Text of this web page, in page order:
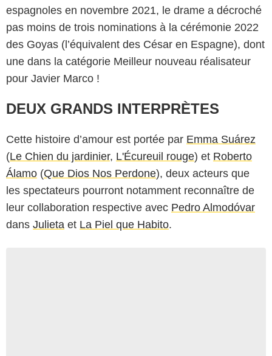
espagnoles en novembre 2021, le drame a décroché
pas moins de trois nominations à la cérémonie 2022
des Goyas (l’équivalent des César en Espagne), dont
une dans la catégorie Meilleur nouveau réalisateur
pour Javier Marco !
DEUX GRANDS INTERPRÈTES
Cette histoire d’amour est portée par Emma Suárez
(Le Chien du jardinier, L'Écureuil rouge) et Roberto
Álamo (Que Dios Nos Perdone), deux acteurs que
les spectateurs pourront notamment reconnaître de
leur collaboration respective avec Pedro Almodóvar
dans Julieta et La Piel que Habito.